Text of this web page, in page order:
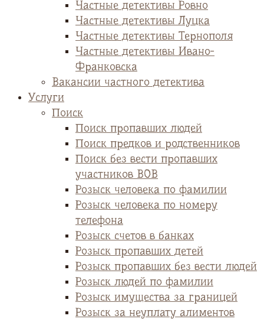
Частные детективы Ровно
Частные детективы Луцка
Частные детективы Тернополя
Частные детективы Ивано-
Франковска
Вакансии частного детектива
Услуги
Поиск
Поиск пропавших людей
Поиск предков и родственников
Поиск без вести пропавших
участников ВОВ
Розыск человека по фамилии
Розыск человека по номеру
телефона
Розыск счетов в банках
Розыск пропавших детей
Розыск пропавших без вести людей
Розыск людей по фамилии
Розыск имущества за границей
Розыск за неуплату алиментов